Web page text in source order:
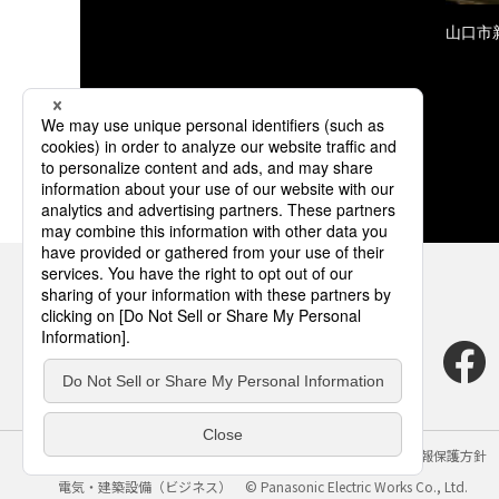
山口市
サイトのご利用にあたって クッキーポリシー
個人情報保護方針
電気・建築設備（ビジネス）
© Panasonic Electric Works Co., Ltd.